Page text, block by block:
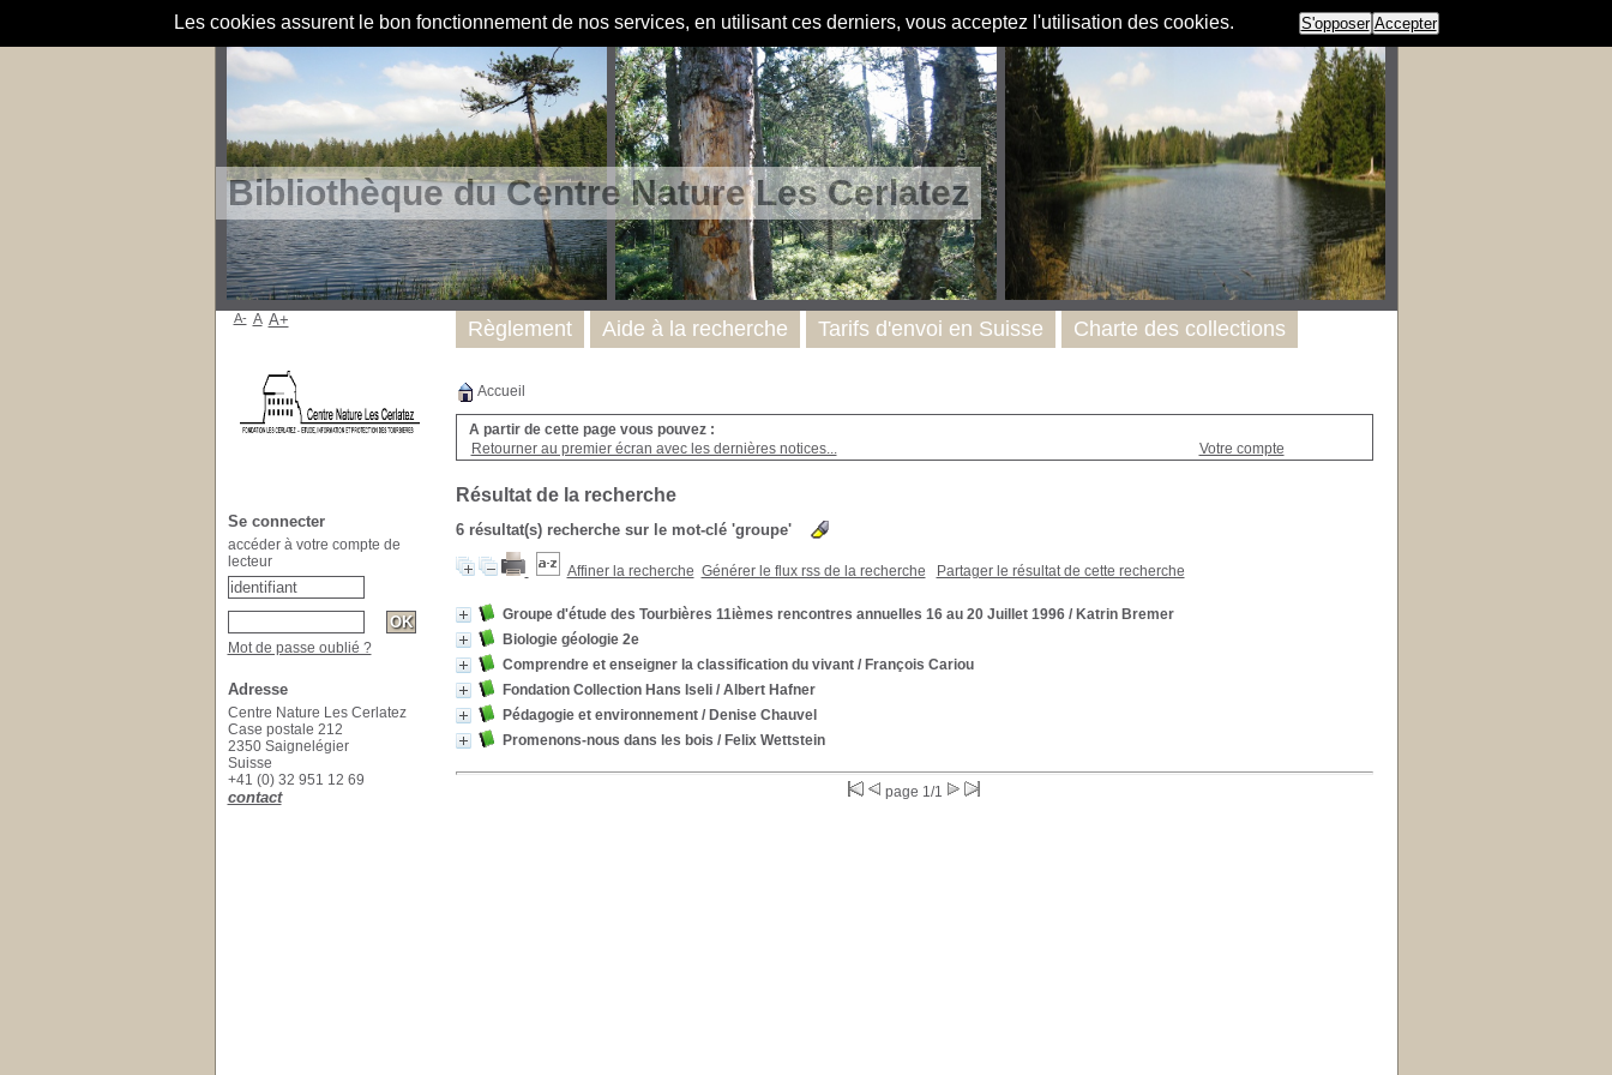
Les cookies assurent le bon fonctionnement de nos services, en utilisant ces derniers, vous acceptez l'utilisation des cookies. S'opposer Accepter
Bibliothèque du Centre Nature Les Cerlatez
Accueil
A partir de cette page vous pouvez :
Retourner au premier écran avec les dernières notices...
Votre compte
Résultat de la recherche
6 résultat(s) recherche sur le mot-clé 'groupe'
Affiner la recherche Générer le flux rss de la recherche Partager le résultat de cette recherche
Groupe d'étude des Tourbières 11ièmes rencontres annuelles 16 au 20 Juillet 1996/ Katrin Bremer
Biologie géologie 2e
Comprendre et enseigner la classification du vivant/ François Cariou
Fondation Collection Hans Iseli/ Albert Hafner
Pédagogie et environnement/ Denise Chauvel
Promenons-nous dans les bois / Felix Wettstein
page 1/1
Règlement Aide à la recherche Tarifs d'envoi en Suisse Charte des collections
A- A A+
Se connecter
accéder à votre compte de
lecteur
Mot de passe oublié ?
Adresse
Centre Nature Les Cerlatez
Case postale 212
2350 Saignelégier
Suisse
+41 (0) 32 951 12 69
contact